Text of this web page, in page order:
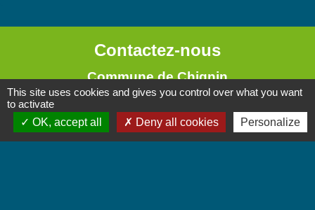
Contactez-nous
Commune de Chignin
52 Place de la Mairie - Le Chef Lieu
73800 Chignin - FRANCE
+33 4 79 28 10 12
This site uses cookies and gives you control over what you want
to activate
OK, accept all
Deny all cookies Personalize